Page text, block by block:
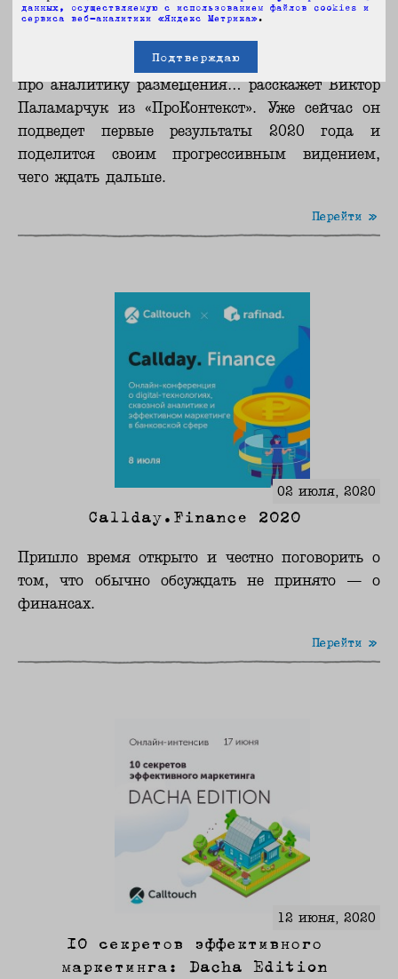
ускорение
Про будущее маркетинга... про тренды рынка…
про аналитику размещения… расскажет Виктор
Паламарчук из «ПроКонтекст». Уже сейчас он
подведет первые результаты 2020 года и
поделится своим прогрессивным видением,
чего ждать дальше.
Перейти »
02 июля, 2020
Callday.Finance 2020
Пришло время открыто и честно поговорить о
том, что обычно обсуждать не принято — о
финансах.
Перейти »
12 июня, 2020
10 секретов эффективного
маркетинга: Dacha Edition
данных, осуществляемую с использованием файлов cookies и
сервиса веб-аналитики «Яндекс Метрика».
Подтверждаю